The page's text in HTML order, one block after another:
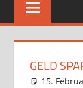
Seiten
Netz
GELD
15.